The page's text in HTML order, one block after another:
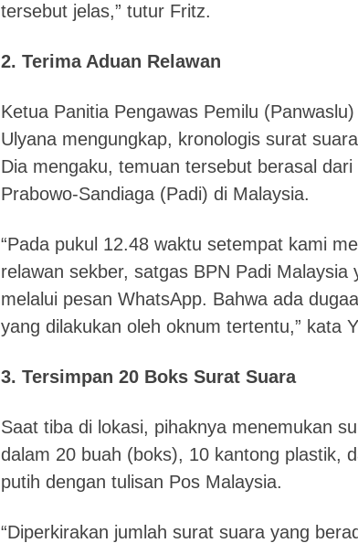
tersebut jelas,” tutur Fritz.
2. Terima Aduan Relawan
Ketua Panitia Pengawas Pemilu
Ulyana mengungkap, kronologis surat
Dia mengaku, temuan tersebut berasal
Prabowo-Sandiaga (Padi) di Malaysia.
“Pada pukul 12.48 waktu setempat kami
relawan sekber, satgas BPN Padi Malaysia
melalui pesan WhatsApp. Bahwa ada
yang dilakukan oleh oknum tertentu,” kata
3. Tersimpan 20 Boks Surat Suara
Saat tiba di lokasi, pihaknya menemukan
dalam 20 buah (boks), 10 kantong plastik,
putih dengan tulisan Pos Malaysia.
“Diperkirakan jumlah surat suara yang